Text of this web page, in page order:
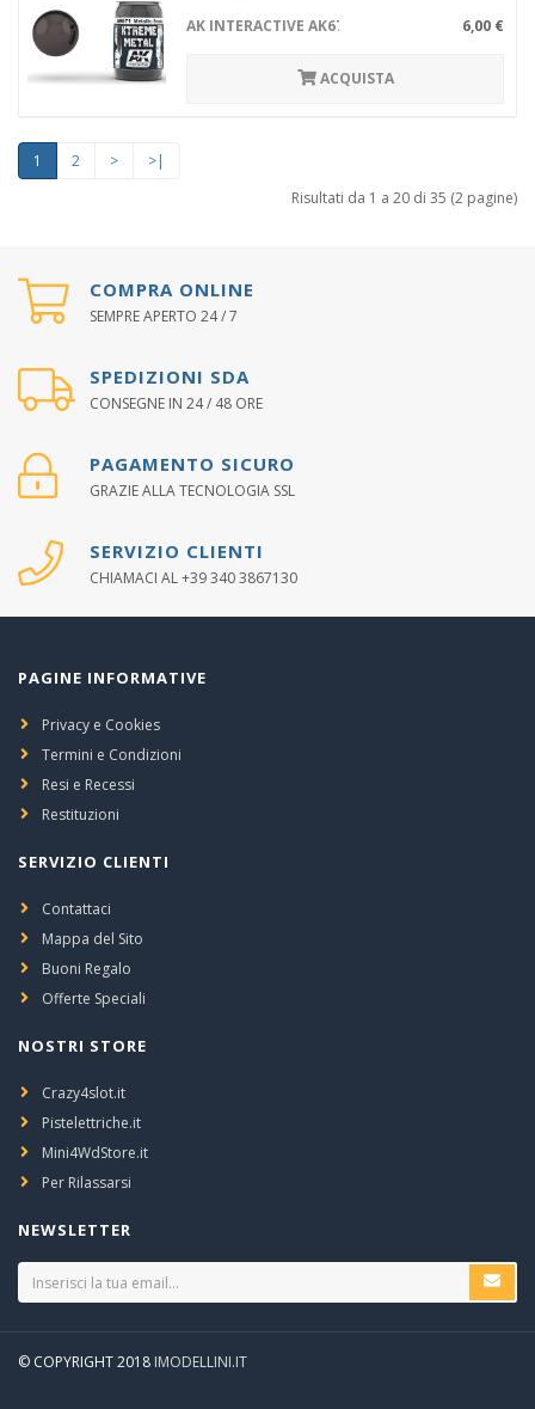
AK INTERACTIVE AK671 6,00 €
ACQUISTA
1 2 >
>|
Risultati da 1 a 20 di 35 (2 pagine)
COMPRA ONLINE
SEMPRE APERTO 24 / 7
SPEDIZIONI SDA
CONSEGNE IN 24 / 48 ORE
PAGAMENTO SICURO
GRAZIE ALLA TECNOLOGIA SSL
SERVIZIO CLIENTI
CHIAMACI AL +39 340 3867130
PAGINE INFORMATIVE
Privacy e Cookies
Termini e Condizioni
Resi e Recessi
Restituzioni
SERVIZIO CLIENTI
Contattaci
Mappa del Sito
Buoni Regalo
Offerte Speciali
NOSTRI STORE
Crazy4slot.it
Pistelettriche.it
Mini4WdStore.it
Per Rilassarsi
NEWSLETTER
© COPYRIGHT 2018 IMODELLINI.IT